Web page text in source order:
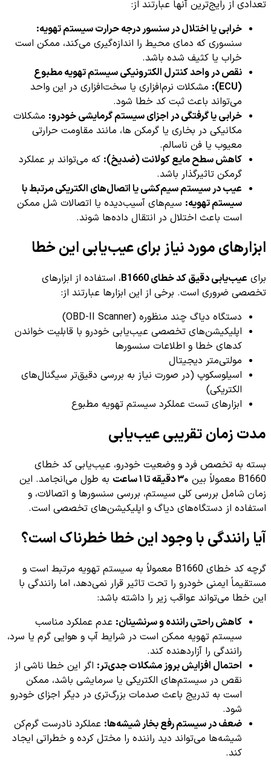
تعدادی از رایج‌ترین آنها عبارتند از:
خرابی یا اختلال در سنسور درجه حرارت سیستم تهویه:
سنسوری که دمای محیط را اندازه‌گیری می‌کند، ممکن است
خراب یا کثیف شده باشد.
نقص در واحد کنترل الکترونیکی سیستم تهویه مطبوع
(ECU):
مشکلات نرم‌افزاری یا سخت‌افزاری در این واحد
می‌تواند باعث ثبت کد خطا شود.
خرابی یا گرفتگی در اجزای سیستم گرمایشی خودرو: مشکلات
مکانیکی در بخاری یا گرمکن ها، مانند مقاومت حرارتی
معیوب یا فن ناسالم.
کاهش سطح مایع کولانت (ضدیخ): که می‌تواند بر عملکرد
گرمکن تاثیرگذار باشد.
عیب در سیستم سیم‌کشی یا اتصال‌های الکتریکی مرتبط با
سیستم تهویه: سیم‌های آسیب‌دیده یا اتصالات شل ممکن
است باعث اختلال در انتقال داده‌ها شوند.
ابزارهای مورد نیاز برای عیب‌یابی این خطا
برای عیب‌یابی دقیق کد خطای B1660
، استفاده از ابزارهای
تخصصی ضروری است. برخی از این ابزارها عبارتند از:
دستگاه دیاگ چند منظوره (OBD-II Scanner)
اپلیکیشن‌های تخصصی عیب‌یابی خودرو با قابلیت خواندن
کدهای خطا و اطلاعات سنسورها
مولتی‌متر دیجیتال
اسیلوسکوپ (در صورت نیاز به بررسی دقیق‌تر سیگنال‌های
الکتریکی)
ابزارهای تست عملکرد سیستم تهویه مطبوع
مدت زمان تقریبی عیب‌یابی
بسته به تخصص فرد و وضعیت خودرو، عیب‌یابی کد خطای
B1660 معمولاً بین
۳۰ دقیقه تا ۱ ساعت
به طول می‌انجامد. این
زمان شامل بررسی کلی سیستم، بررسی سنسورها و اتصالات، و
استفاده از دستگاه‌های دیاگ و اپلیکیشن‌های تخصصی است.
آیا رانندگی با وجود این خطا خطرناک است؟
گرچه کد خطای B1660 معمولاً به سیستم تهویه مرتبط است و
مستقیماً ایمنی خودرو را تحت تاثیر قرار نمی‌دهد، اما رانندگی با
این خطا می‌تواند عواقب زیر را داشته باشد:
کاهش راحتی راننده و سرنشینان: عدم عملکرد مناسب
سیستم تهویه ممکن است در شرایط آب و هوایی گرم یا سرد،
رانندگی را آزاردهنده کند.
احتمال افزایش بروز مشکلات جدی‌تر: اگر این خطا ناشی از
نقص در سیستم‌های الکتریکی یا سرمایشی باشد، ممکن
است به تدریج باعث صدمات بزرگ‌تری در دیگر اجزای خودرو
شود.
ضعف در سیستم رفع بخار شیشه‌ها: عملکرد نادرست گرم‌کن
شیشه‌ها می‌تواند دید راننده را مختل کرده و خطراتی ایجاد
کند.